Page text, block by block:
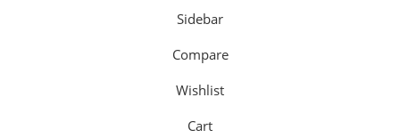
Sidebar
Compare
Wishlist
Cart